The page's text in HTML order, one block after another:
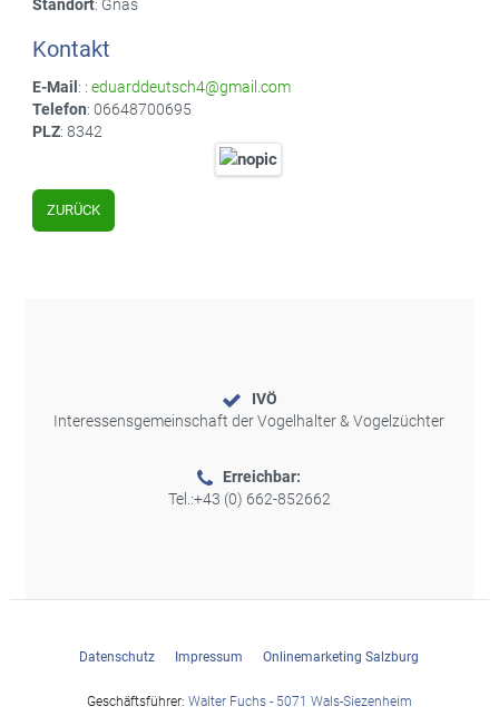
Standort: Gnas
Kontakt
E-Mail : : eduarddeutsch4@gmail.com
Telefon: 06648700695
PLZ: 8342
ZURÜCK
IVÖ
Interessensgemeinschaft der Vogelhalter & Vogelzüchter
Erreichbar:
Tel.:+43 (0) 662-852662
Datenschutz Impressum Onlinemarketing Salzburg
Geschäftsführer: Walter Fuchs - 5071 Wals-Siezenheim